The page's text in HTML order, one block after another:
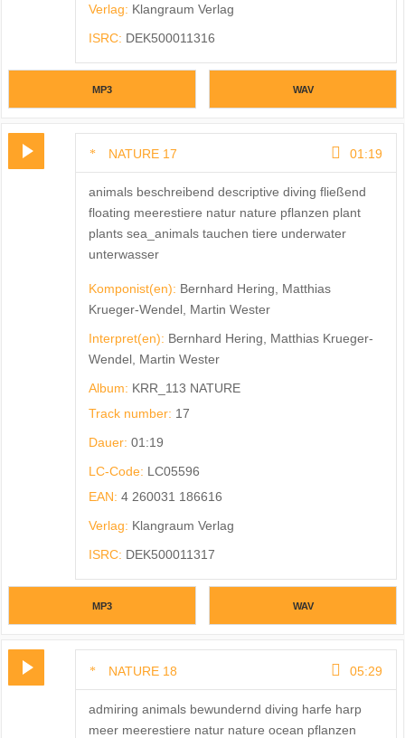
Verlag: Klangraum Verlag
ISRC: DEK500011316
MP3 WAV
NATURE 17 01:19
animals beschreibend descriptive diving fließend
floating meerestiere natur nature pflanzen plant
plants sea_animals tauchen tiere underwater
unterwasser
Komponist(en): Bernhard Hering, Matthias
Krueger-Wendel, Martin Wester
Interpret(en): Bernhard Hering, Matthias Krueger-
Wendel, Martin Wester
Album: KRR_113 NATURE
Track number: 17
Dauer: 01:19
LC-Code: LC05596
EAN: 4 260031 186616
Verlag: Klangraum Verlag
ISRC: DEK500011317
MP3 WAV
NATURE 18 05:29
admiring animals bewundernd diving harfe harp
meer meerestiere natur nature ocean pflanzen